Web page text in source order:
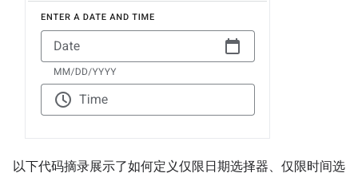
以下代码摘录展示了如何定义仅限日期选择器、仅限时间选